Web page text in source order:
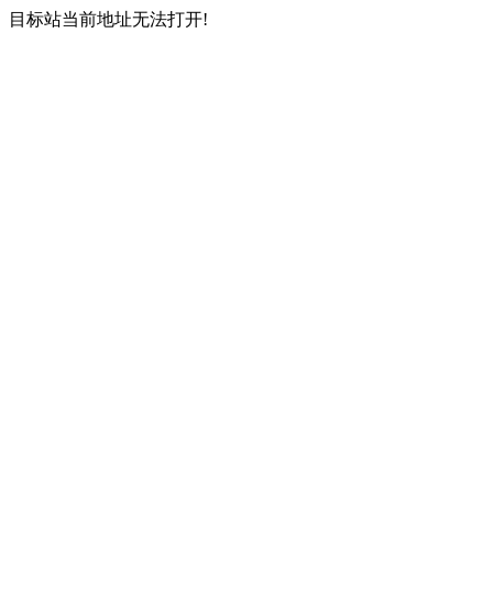
目标站当前地址无法打开!